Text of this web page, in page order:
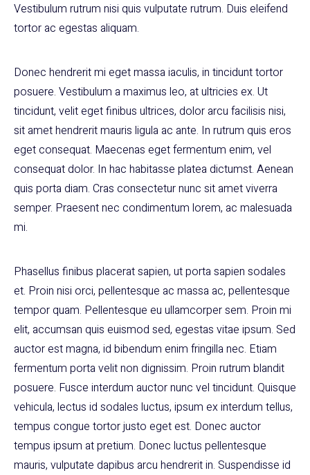
Vestibulum rutrum nisi quis vulputate rutrum. Duis eleifend
tortor ac egestas aliquam.
Donec hendrerit mi eget massa iaculis, in tincidunt tortor
posuere. Vestibulum a maximus leo, at ultricies ex. Ut
tincidunt, velit eget finibus ultrices, dolor arcu facilisis nisi,
sit amet hendrerit mauris ligula ac ante. In rutrum quis eros
eget consequat. Maecenas eget fermentum enim, vel
consequat dolor. In hac habitasse platea dictumst. Aenean
quis porta diam. Cras consectetur nunc sit amet viverra
semper. Praesent nec condimentum lorem, ac malesuada
mi.
Phasellus finibus placerat sapien, ut porta sapien sodales
et. Proin nisi orci, pellentesque ac massa ac, pellentesque
tempor quam. Pellentesque eu ullamcorper sem. Proin mi
elit, accumsan quis euismod sed, egestas vitae ipsum. Sed
auctor est magna, id bibendum enim fringilla nec. Etiam
fermentum porta velit non dignissim. Proin rutrum blandit
posuere. Fusce interdum auctor nunc vel tincidunt. Quisque
vehicula, lectus id sodales luctus, ipsum ex interdum tellus,
tempus congue tortor justo eget est. Donec auctor
tempus ipsum at pretium. Donec luctus pellentesque
mauris, vulputate dapibus arcu hendrerit in. Suspendisse id